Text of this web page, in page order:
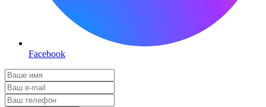
Facebook